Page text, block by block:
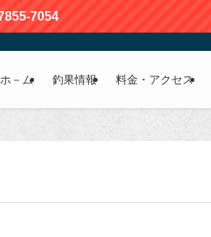
7054
る | かおる渡船
ホ－ム 釣果情報 料金・アクセス